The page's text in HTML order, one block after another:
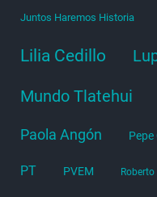
Juntos Haremos Historia
Lilia Cedillo
Mundo Tlatehui
Paola Angón
PT PVEM